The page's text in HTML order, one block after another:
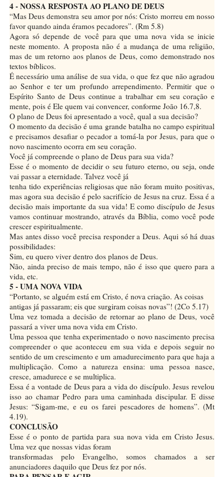
4 - NOSSA RESPOSTA AO PLANO DE DEUS
“Mas Deus demonstra seu amor por nós: Cristo morreu em nosso
favor quando ainda éramos pecadores”. (Rm 5.8)
Agora só depende de você para que uma nova vida se inicie
neste momento. A proposta não é a mudança de uma religião,
mas de um retorno aos planos de Deus, como demonstrado nos
textos bíblicos.
É necessário uma análise de sua vida, o que fez que não agradou
ao Senhor e ter um profundo arrependimento. Permitir que o
Espírito Santo de Deus continue a trabalhar em seu coração e
mente, pois é Ele quem vai convencer, conforme João 16.7,8.
O plano de Deus foi apresentado a você, qual a sua decisão?
O momento da decisão é uma grande batalha no campo espiritual
e precisamos desafiar o pecador a tomá-la por Jesus, para que o
novo nascimento ocorra em seu coração.
Você já compreende o plano de Deus para sua vida?
Esse é o momento de decidir o seu futuro eterno, ou seja, onde
vai passar a eternidade. Talvez você já
tenha tido experiências religiosas que não foram muito positivas,
mas agora sua decisão é pelo sacrifício de Jesus na cruz. Essa é a
decisão mais importante da sua vida! E como discípulo de Jesus
vamos continuar mostrando, através da Bíblia, como você pode
crescer espiritualmente.
Mas antes disso você precisa responder a Deus. Aqui só há duas
possibilidades:
Sim, eu quero viver dentro dos planos de Deus.
Não, ainda preciso de mais tempo, não é isso que quero para a
vida, etc.
5 - UMA NOVA VIDA
“Portanto, se alguém está em Cristo, é nova criação. As coisas
antigas já passaram; eis que surgiram coisas novas”! (2Co 5.17)
Uma vez tomada a decisão de retornar ao plano de Deus, você
passará a viver uma nova vida em Cristo.
Uma pessoa que tenha experimentado o novo nascimento precisa
compreender o que aconteceu em sua vida e depois seguir no
sentido de um crescimento e um amadurecimento para que haja a
multiplicação. Como a natureza ensina: uma pessoa nasce,
cresce, amadurece e se multiplica.
Essa é a vontade de Deus para a vida do discípulo. Jesus revelou
isso ao chamar Pedro para uma caminhada discipular. E disse
Jesus: “Sigam-me, e eu os farei pescadores de homens”. (Mt
4.19).
CONCLUSÃO
Esse é o ponto de partida para sua nova vida em Cristo Jesus.
Uma vez que nossas vidas foram
transformadas pelo Evangelho, somos chamados a ser
anunciadores daquilo que Deus fez por nós.